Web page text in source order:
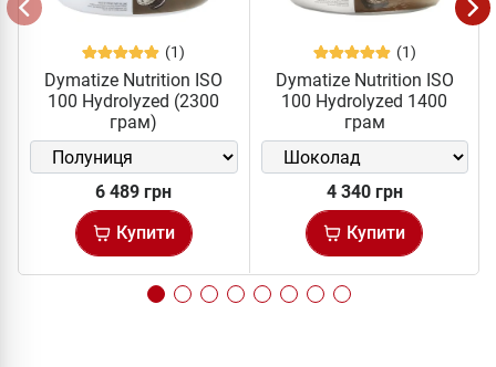
(1)
Dymatize Nutrition ISO
100 Hydrolyzed (2300
грам)
6 489 грн
Купити
(1)
Dymatize Nutrition ISO
100 Hydrolyzed 1400
грам
4 340 грн
Купити